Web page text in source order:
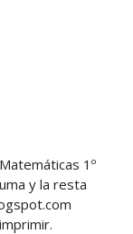
1º
y la resta